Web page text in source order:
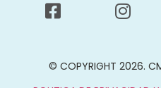
© COPYRIGHT 2026.